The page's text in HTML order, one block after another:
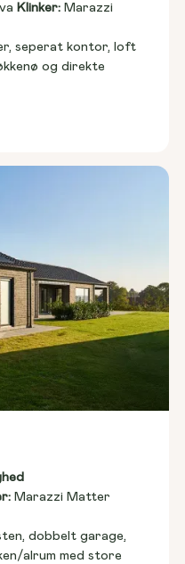
Klinker: Marazzi
seperat kontor, loft
og direkte
Marazzi Matter
dobbelt garage,
alrum med store